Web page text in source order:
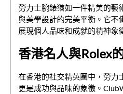
勞力士腕錶猶如一件精美的藝
與美學設計的完美平衡。它不
展現個人品味和成就的精神象
香港名人與Rolex
在香港的社交精英圈中，勞力
更是成功與品味的象徵。